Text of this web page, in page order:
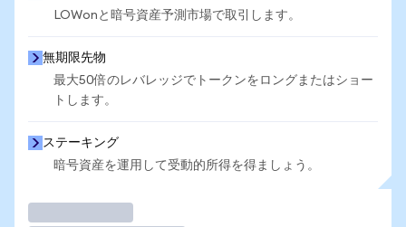
LOWonと暗号資産予測市場で取引します。
無期限先物
最大50倍のレバレッジでトークンをロングまたはショー
トします。
ステーキング
暗号資産を運用して受動的所得を得ましょう。